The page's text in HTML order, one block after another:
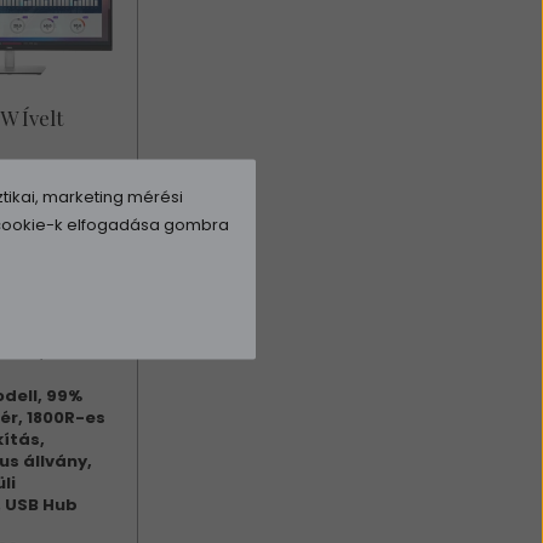
Ívelt
(21:9)
99%
1800R-es
állvány,
Hub
marketing mérési
k elfogadása gombra